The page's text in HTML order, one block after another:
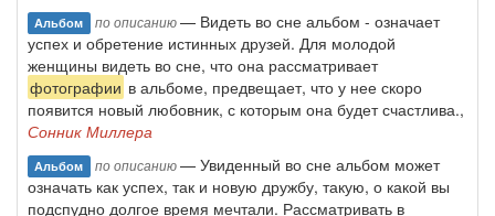
Альбом по описанию— Видеть во сне альбом - означает
успех и обретение истинных друзей. Для молодой
женщины видеть во сне, что она рассматривает
фотографии в альбоме, предвещает, что у нее скоро
появится новый любовник, с которым она будет счастлива.,
Сонник Миллера
Альбом по описанию— Увиденный во сне альбом может
означать как успех, так и новую дружбу, такую, о какой вы
подспудно долгое время мечтали. Рассматривать в